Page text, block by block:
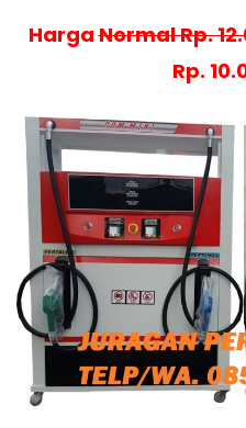
HargaNormal Rp.
Rp.